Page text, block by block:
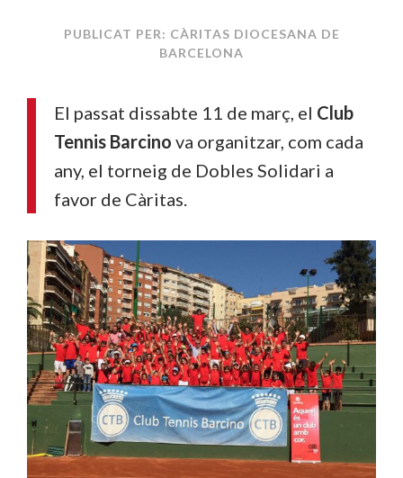
PUBLICAT PER: CÀRITAS DIOCESANA DE
BARCELONA
El passat dissabte 11 de març, el Club
Tennis Barcino va organitzar, com cada
any, el torneig de Dobles Solidari a
favor de Càritas.